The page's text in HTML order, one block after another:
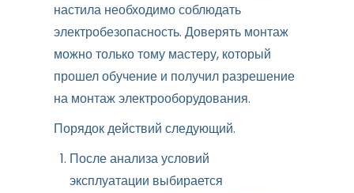
настила необходимо соблюдать
электробезопасность. Доверять монтаж
можно только тому мастеру, который
прошел обучение и получил разрешение
на монтаж электрооборудования.
Порядок действий следующий.
После анализа условий
эксплуатации выбирается